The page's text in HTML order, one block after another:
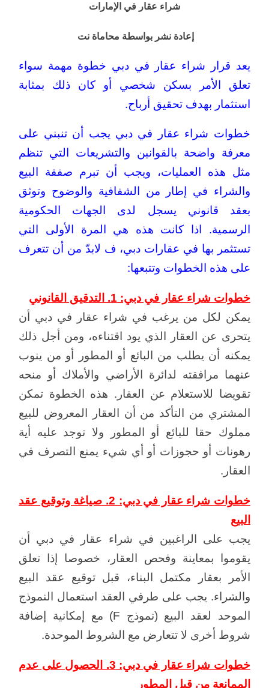
شراء عقار في الإمارات
إعادة نشر بواسطة محاماة نت
يعد قرار شراء عقار في دبي خطوة مهمة سواء
تعلق الأمر بسكن شخصي أو كان ذلك بمثابة
استثمار بهدف تحقيق أرباح.
خطوات شراء عقار في دبي يجب أن تنبني على
معرفة واضحة بالقوانين والتشريعات التي تنظم
مثل هذه العمليات، ويجب أن تبرم صفقة البيع
والشراء في إطار من الشفافية والوضوح وتوثق
بعقد قانوني يسجل لدى الجهات الحكومية
الرسمية. اذا كانت هذه هي المرة الأولى التي
تستثمر بها في عقارات دبي، ف لابدّ من أن تتعرف
على هذه الخطوات وتتبعها:
خطوات شراء عقار في دبي: 1. التدقيق القانوني
يمكن لكل من يرغب في شراء عقار في دبي أن
يتحرى عن العقار الذي يود اقتناءه، ومن أجل ذلك
يمكنه أن يطلب من البائع أو المطور أو من ينوب
عنهما مرافقته لدائرة الأراضي والأملاك أو منحه
تقويضا للاستعلام عن العقار. هذه الخطوة تمكن
المشتري من التأكد من أن العقار المعروض للبيع
مملوك حقا للبائع أو المطور ولا توجد عليه أية
رهونات أو حجوزات أو أي شيء يمنع التصرف في
العقار.
خطوات شراء عقار في دبي: 2. صياغة وتوقيع عقد
البيع
يجب على الراغبين في شراء عقار في دبي أن
يقوموا بمعاينة وفحص العقار، خصوصا إذا تعلق
الأمر بعقار مكتمل البناء، قبل توقيع عقد البيع
والشراء. يجب على طرفي العقد استعمال النموذج
الموحد لعقد البيع (نموذج F) مع إمكانية إضافة
شروط أخرى لا تتعارض مع الشروط الموحدة.
خطوات شراء عقار في دبي: 3. الحصول على عدم
الممانعة من قبل المطور